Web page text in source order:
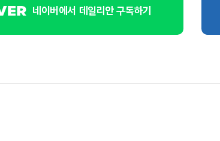
네이버에서 데일리안 구독하기